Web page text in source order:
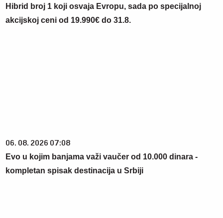
Hibrid broj 1 koji osvaja Evropu, sada po specijalnoj
akcijskoj ceni od 19.990€ do 31.8.
06. 08. 2026 07:08
Evo u kojim banjama važi vaučer od 10.000 dinara -
kompletan spisak destinacija u Srbiji